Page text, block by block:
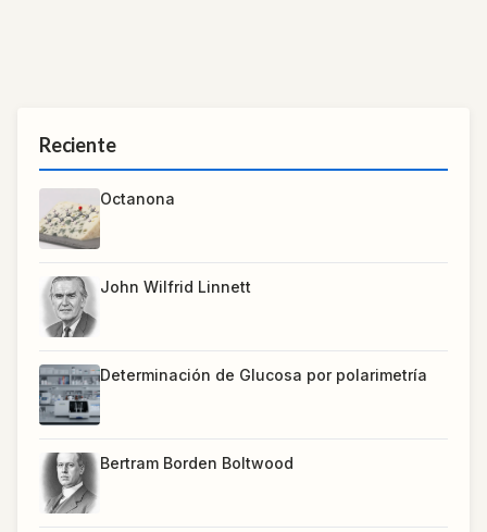
Reciente
Octanona
John Wilfrid Linnett
Determinación de Glucosa por polarimetría
Bertram Borden Boltwood